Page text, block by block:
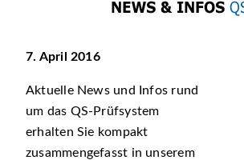
7. April 2016
Aktuelle News und Infos rund
um das QS-Prüfsystem
erhalten Sie kompakt
zusammengefasst in unserem